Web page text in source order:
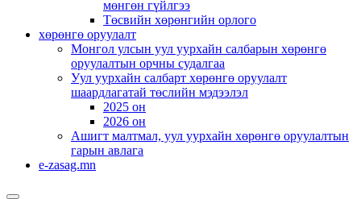
мөнгөн гүйлгээ
Төсвийн хөрөнгийн орлого
хөрөнгө оруулалт
Монгол улсын уул уурхайн салбарын хөрөнгө
оруулалтын орчны судалгаа
Уул уурхайн салбарт хөрөнгө оруулалт
шаардлагатай төслийн мэдээлэл
2025 он
2026 он
Ашигт малтмал, уул уурхайн хөрөнгө оруулалтын
гарын авлага
e-zasag.mn